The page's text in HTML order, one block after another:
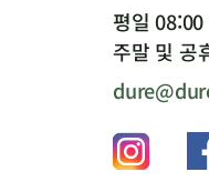
평일
주말 및 공